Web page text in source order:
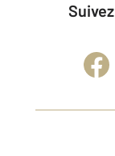
Suivez l’actualité immobilière et